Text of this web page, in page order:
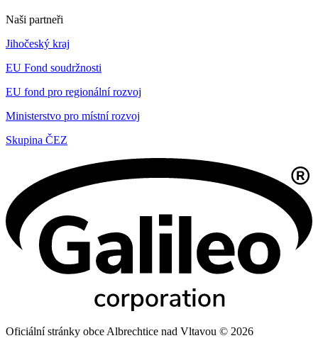
Naši partneři
Jihočeský kraj
EU Fond soudržnosti
EU fond pro regionální rozvoj
Ministerstvo pro místní rozvoj
Skupina ČEZ
Oficiální stránky obce Albrechtice nad Vltavou © 2026